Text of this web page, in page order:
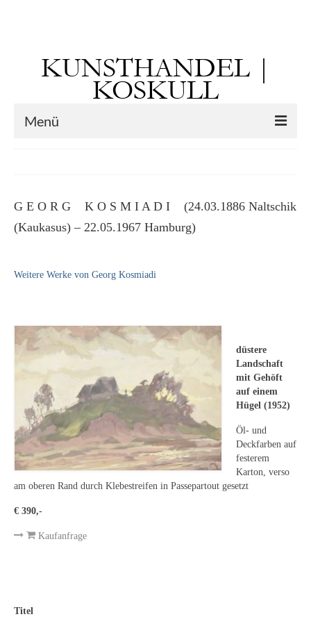
KUNSTHANDEL |
KOSKULL
Menü
George Paice
Johann Georg Strobel
Ludwig Martin Wilberg
Weitere Künstler nach 1945
Kunst 1900-1945
Walter Becker
Erich Hartmann
G E O R G K O S M I A D I (24.03.1886 Naltschik
(Kaukasus) – 22.05.1967 Hamburg)
Weitere Werke von Georg Kosmiadi
düstere
Landschaft
mit Gehöft
auf einem
Hügel (1952)
Öl- und
Deckfarben auf
festerem
Karton, verso
am oberen Rand durch Klebestreifen in Passepartout gesetzt
€ 390,-
Kaufanfrage
Titel